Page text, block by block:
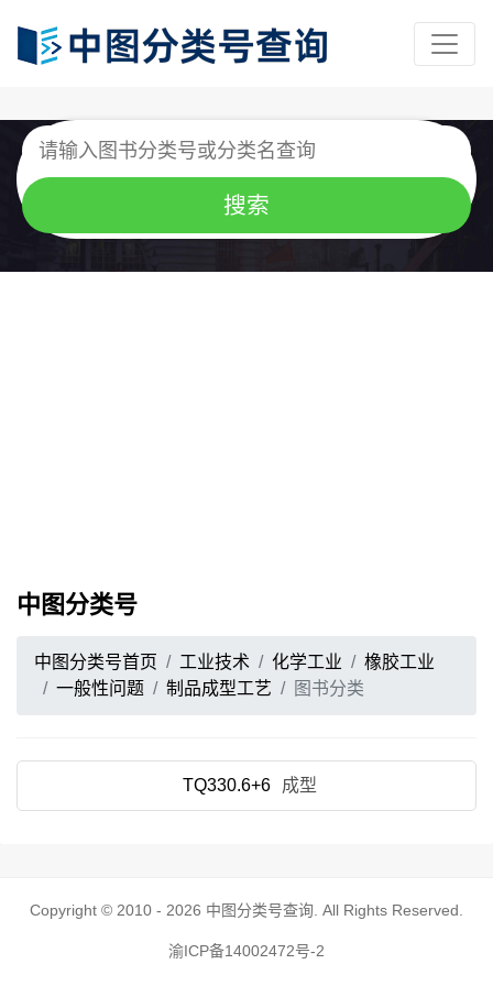
中图分类号
中图分类号首页 工业技术 化学工业
橡胶工业
一般性问题
制品成型工艺 图书分类
TQ330.6+6 成型
Copyright © 2010 - 2026 中图分类号查询 . All Rights Reserved.
渝ICP备14002472号-2